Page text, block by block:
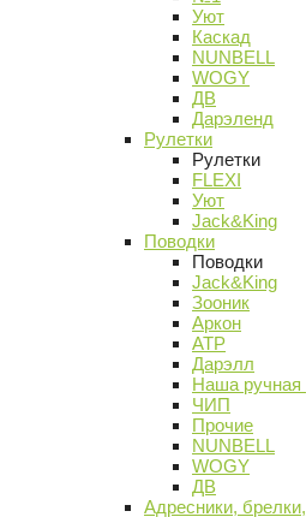
Уют
Каскад
NUNBELL
WOGY
ДВ
Дарэленд
Рулетки
Рулетки
FLEXI
Уют
Jack&King
Поводки
Поводки
Jack&King
Зооник
Аркон
АТР
Дарэлл
Наша ручная
ЧИП
Прочие
NUNBELL
WOGY
ДВ
Адресники,